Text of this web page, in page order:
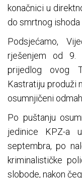
konačnici u
do smrtnog
Podsjećamo,
rješenjem od 9.
prijedlog ovog
Kastratiju produži
osumnjičeni
Po puštanju
jedinice KPZ-a
septembra, po
kriminalističke
slobode, nakon